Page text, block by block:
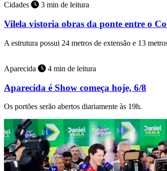
Cidades 3 min de leitura
Vilela vistoria obras da ponte entre o
A estrutura possui 24 metros de extensão e 13
Aparecida 4 min de leitura
Aparecida é Show começa hoje, 6/8
Os portões serão abertos diariamente às 19h.